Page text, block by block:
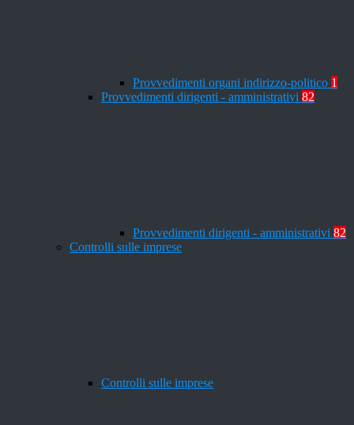
Provvedimenti organi indirizzo-politico 1
Provvedimenti dirigenti - amministrativi 82
Provvedimenti dirigenti - amministrativi 82
Controlli sulle imprese
Controlli sulle imprese